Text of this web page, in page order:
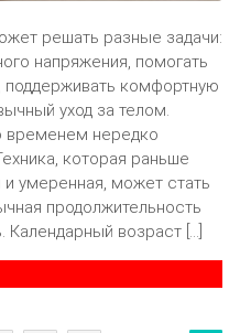
решать разные задачи:
напряжения, помогать
поддерживать комфортную
уход за телом.
временем нередко
которая раньше
и умеренная, может стать
продолжительность
возраст […]